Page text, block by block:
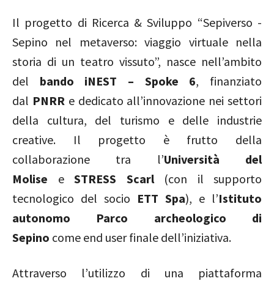
Il progetto di Ricerca & Sviluppo “Sepiverso -
Sepino nel metaverso: viaggio virtuale nella
storia di un teatro vissuto”, nasce nell’ambito
del bando iNEST – Spoke 6, finanziato
dal PNRR e dedicato all’innovazione nei settori
della cultura, del turismo e delle industrie
creative. Il progetto è frutto della
collaborazione tra l’Università del
Molise e STRESS Scarl(con il supporto
tecnologico del socio ETT Spa), e l’Istituto
autonomo Parco archeologico di
Sepino come end user finale dell’iniziativa.
Attraverso l’utilizzo di una piattaforma